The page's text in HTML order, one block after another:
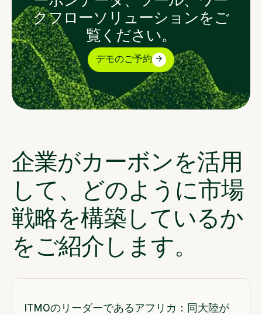
クフローソリューションをご
覧ください。
デモのご予約
企業がカーボンを活用
して、どのように市場
戦略を構築しているか
をご紹介します。
ITMOのリーダーであるアフリカ：同大陸が